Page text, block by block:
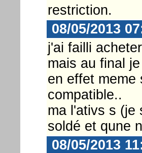
restriction.
08/05/2013
j'ai failli acheter
mais au final
en effet meme
compatible..
ma l'ativs s (je
soldé et qune
08/05/2013